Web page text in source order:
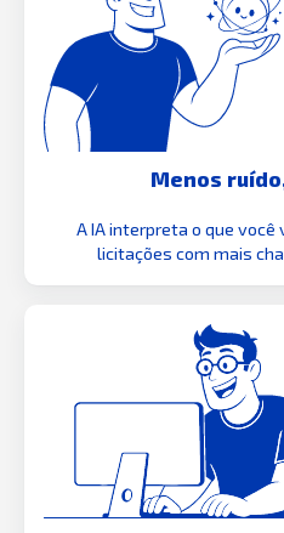
Menos
A IA interpreta o que você
licitações com mais